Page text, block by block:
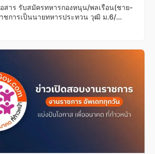
สาร รับสมัครทหารกองหนุน/พลเรือน(ชาย-
ชการเป็นนายทหารประทวน วุฒิ ม.6/